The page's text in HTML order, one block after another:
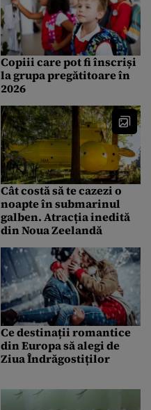
Copiii care pot fi înscriși
la grupa pregătitoare în
2026
Cât costă să te cazezi o
noapte în submarinul
galben. Atracția inedită
din Noua Zeelandă
Ce destinații romantice
din Europa să alegi de
Ziua Îndrăgostiților